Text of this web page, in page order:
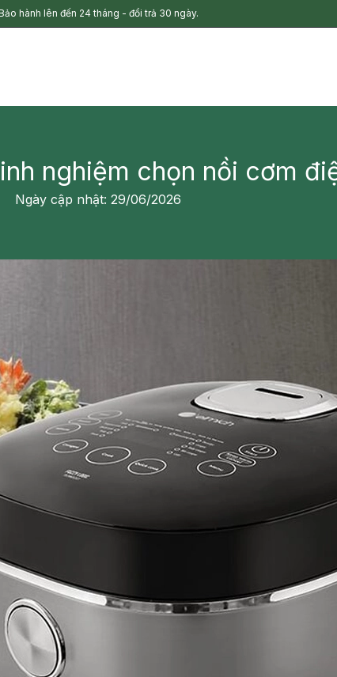
hành lên đến 24 tháng - đổi trả 30 ngày.
nghiệm chọn nồi cơm
Ngày cập nhật: 29/06/2026